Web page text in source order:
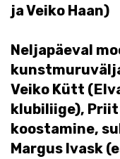
ja Veiko Haan)
Neljapäeval
Veiko Kütt
klubiliige),
koostamine,
Margus Ivask